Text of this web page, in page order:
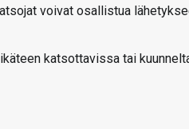
voivat osallistua
katsottavissa tai